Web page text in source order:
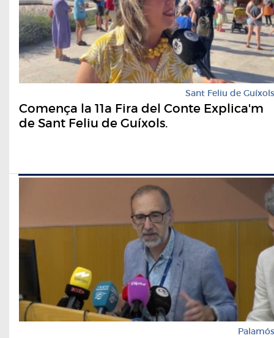
Sant Feliu de Guíxols
Comença la 11a Fira del Conte Explica'm
de Sant Feliu de Guíxols.
Palamós